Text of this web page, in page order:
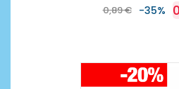
0,89 € -35%